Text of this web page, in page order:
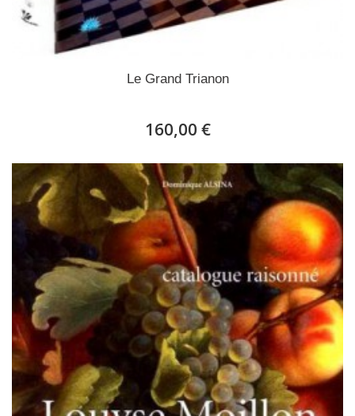
Le Grand Trianon
160,00 €